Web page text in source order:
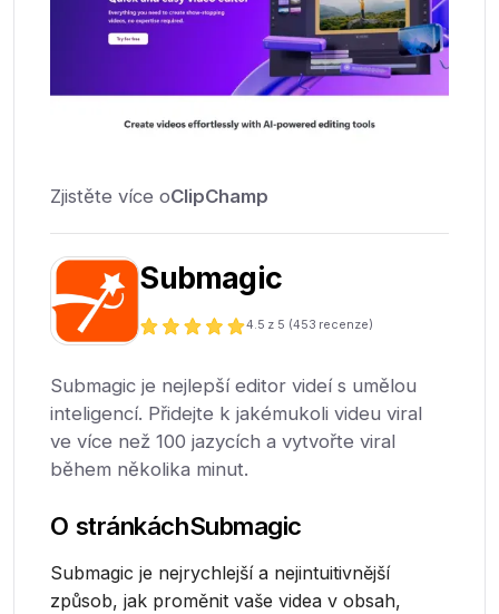
Zjistěte více oClipChamp
Submagic
4.5 z 5 (453 recenze)
Submagic je nejlepší editor videí s umělou
inteligencí. Přidejte k jakémukoli videu viral
ve více než 100 jazycích a vytvořte viral
během několika minut.
O stránkáchSubmagic
Submagic je nejrychlejší a nejintuitivnější
způsob, jak proměnit vaše videa v obsah,